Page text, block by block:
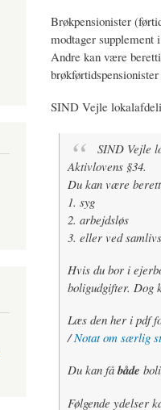
Brøkpensionister
modtager supplement
Andre kan være
SIND Vejle
SIND Vejle
Aktivlovens §34.
Du kan være
1. syg
2. arbejdsløs
3. eller ved
Hvis du bor i
boligudgifter. Dog
Læs den her i pdf
/Notat om særlig
Du kan få både
Følgende ydelser